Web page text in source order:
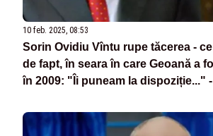
10 feb. 2025, 08:53
Sorin Ovidiu Vîntu rupe tăcerea -
de fapt, în seara în care Geoană a
în 2009: "Îi puneam la dispoziție..."